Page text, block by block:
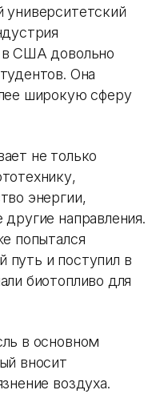
в США довольно
Она
широкую сферу
не только
энергии,
направления.
попытался
путь и поступил в
биотопливо для
в основном
вносит
воздуха.